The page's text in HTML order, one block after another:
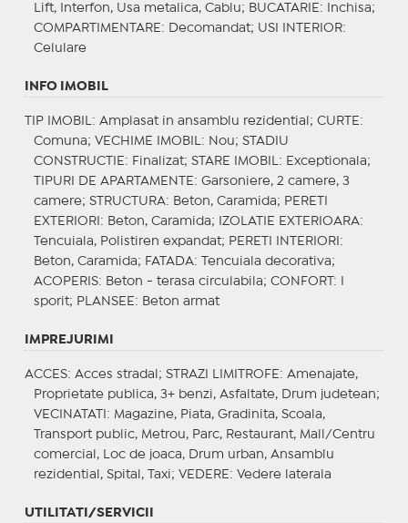
Lift, Interfon, Usa metalica, Cablu; BUCATARIE : Inchisa;
COMPARTIMENTARE : Decomandat; USI INTERIOR:
Celulare
INFO IMOBIL
TIP IMOBIL : Amplasat in ansamblu rezidential; CURTE :
Comuna; VECHIME IMOBIL : Nou; STADIU
CONSTRUCTIE : Finalizat; STARE IMOBIL : Exceptionala;
TIPURI DE APARTAMENTE : Garsoniere, 2 camere, 3
camere; STRUCTURA: Beton, Caramida; PERETI
EXTERIORI : Beton, Caramida; IZOLATIE EXTERIOARA:
Tencuiala, Polistiren expandat; PERETI INTERIORI :
Beton, Caramida; FATADA: Tencuiala decorativa;
ACOPERIS: Beton - terasa circulabila; CONFORT : I
sporit; PLANSEE : Beton armat
IMPREJURIMI
ACCES: Acces stradal; STRAZI LIMITROFE : Amenajate,
Proprietate publica, 3+ benzi, Asfaltate, Drum judetean;
VECINATATI : Magazine, Piata, Gradinita, Scoala,
Transport public, Metrou, Parc, Restaurant, Mall/Centru
comercial, Loc de joaca, Drum urban, Ansamblu
rezidential, Spital, Taxi; VEDERE : Vedere laterala
UTILITATI/SERVICII